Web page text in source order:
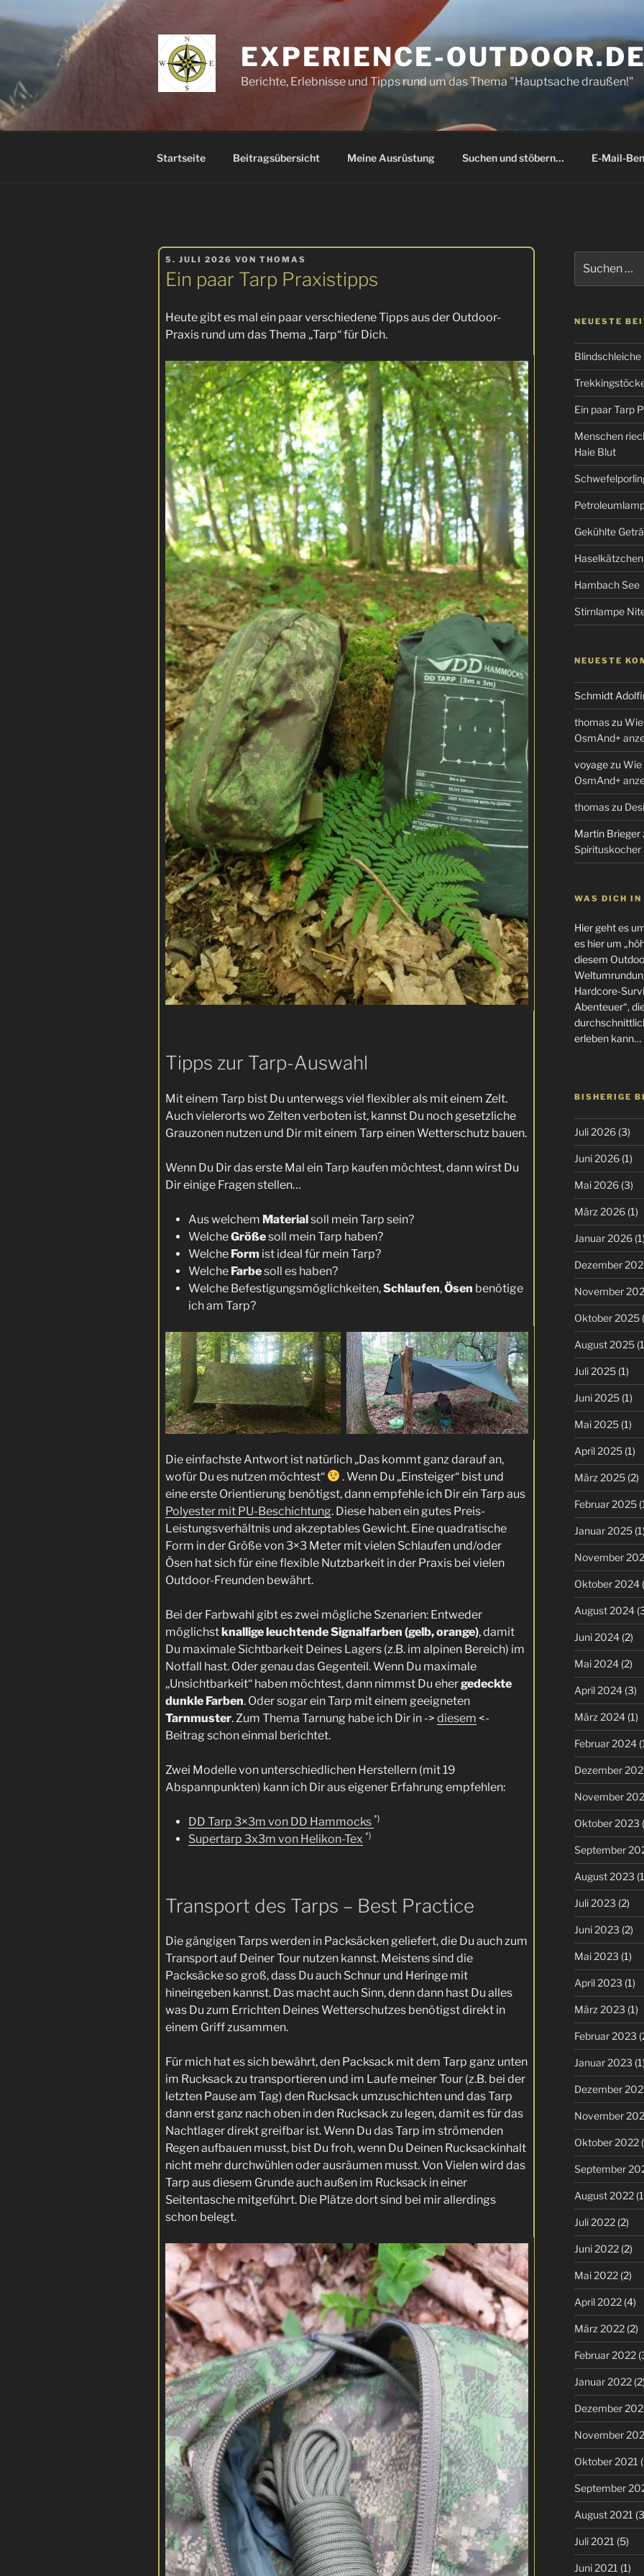
Inhalt
EXPERIENCE-OUTDOOR.DE
Berichte, Erlebnisse und Tipps rund um das Thema "Hauptsache draußen!"
Startseite Beitragsübersicht Meine Ausrüstung Suchen und stöbern… E-Mail-
VERÖFFENTLICHT
AM
5. JULI 2026 VON THOMAS
Ein paar Tarp Praxistipps
Heute gibt es mal ein paar verschiedene Tipps aus der Outdoor-
Praxis rund um das Thema „Tarp“ für Dich.
Tipps zur Tarp-Auswahl
Mit einem Tarp bist Du unterwegs viel flexibler als mit einem Zelt.
Auch vielerorts wo Zelten verboten ist, kannst Du noch gesetzliche
Grauzonen nutzen und Dir mit einem Tarp einen Wetterschutz bauen.
Wenn Du Dir das erste Mal ein Tarp kaufen möchtest, dann wirst Du
Dir einige Fragen stellen…
Aus welchem Materialsoll mein Tarp sein?
WelcheGrößesoll mein Tarp haben?
Welche Form ist ideal für mein Tarp?
WelcheFarbesoll es haben?
Welche Befestigungsmöglichkeiten,Schlaufen,Ösen benötige
ich am Tarp?
Die einfachste Antwort ist natürlich „Das kommt ganz darauf an,
wofür Du es nutzen möchtest“
. Wenn Du „Einsteiger“ bist und
eine erste Orientierung benötigst, dann empfehle ich Dir ein Tarp aus
Polyester mit PU-Beschichtung. Diese haben ein gutes Preis-
Leistungsverhältnis und akzeptables Gewicht. Eine quadratische
Form in der Größe von 3×3 Meter mit vielen Schlaufen und/oder
Ösen hat sich für eine flexible Nutzbarkeit in der Praxis bei vielen
Outdoor-Freunden bewährt.
Bei der Farbwahl gibt es zwei mögliche Szenarien: Entweder
möglichstknallige leuchtende Signalfarben (gelb, orange), damit
Du maximale Sichtbarkeit Deines Lagers (z.B. im alpinen Bereich) im
Notfall hast. Oder genau das Gegenteil. Wenn Du maximale
„Unsichtbarkeit“ haben möchtest, dann nimmst Du ehergedeckte
dunkle Farben. Oder sogar ein Tarp mit einem geeigneten
Tarnmuster. Zum Thema Tarnung habe ich Dir in -> diesem <-
Beitrag schon einmal berichtet.
Zwei Modelle von unterschiedlichen Herstellern (mit 19
Abspannpunkten) kann ich Dir aus eigener Erfahrung empfehlen:
DD Tarp 3×3m von DD Hammocks *)
Supertarp 3x3m von Helikon-Tex *)
Transport des Tarps – Best Practice
Die gängigen Tarps werden in Packsäcken geliefert, die Du auch zum
Transport auf Deiner Tour nutzen kannst. Meistens sind die
Packsäcke so groß, dass Du auch Schnur und Heringe mit
hineingeben kannst. Das macht auch Sinn, denn dann hast Du alles
was Du zum Errichten Deines Wetterschutzes benötigst direkt in
einem Griff zusammen.
Für mich hat es sich bewährt, den Packsack mit dem Tarp ganz unten
im Rucksack zu transportieren und im Laufe meiner Tour (z.B. bei der
letzten Pause am Tag) den Rucksack umzuschichten und das Tarp
dann erst ganz nach oben in den Rucksack zu legen, damit es für das
Nachtlager direkt greifbar ist. Wenn Du das Tarp im strömenden
Regen aufbauen musst, bist Du froh, wenn Du Deinen Rucksackinhalt
nicht mehr durchwühlen oder ausräumen musst. Von Vielen wird das
Tarp aus diesem Grunde auch außen im Rucksack in einer
Seitentasche mitgeführt. Die Plätze dort sind bei mir allerdings
schon belegt.
nach:
NEUESTE
Blindschleiche
Ein paar Tarp
Menschen
Haie Blut
Gekühlte
Hambach See
Stirnlampe
NEUESTE
Schmidt
thomaszu
OsmAnd+
voyagezu Wie
OsmAnd+
thomaszu
Martin Brieger
Spirituskocher
WAS DICH IN
Hier geht es
es hier um
diesem
Hardcore-
Abenteuer“,
erleben kann…
BISHERIGE
Juli 2026(3)
Juni 2026(1)
Mai 2026(3)
März 2026(1)
Januar 2026(1)
Dezember
November
Oktober 2025
August 2025
Juli 2025(1)
Juni 2025(1)
Mai 2025(1)
April 2025(1)
März 2025(2)
Februar 2025
Januar 2025(1)
November
Oktober 2024
August 2024
Juni 2024(2)
Mai 2024(2)
April 2024(3)
März 2024(1)
Februar 2024
Dezember
November
Oktober 2023
September
August 2023
Juli 2023 (2)
Juni 2023 (2)
Mai 2023 (1)
April 2023 (1)
März 2023 (1)
Februar 2023
Januar 2023 (1)
Dezember
November
Oktober 2022
September
August 2022
Juli 2022(2)
Juni 2022(2)
Mai 2022(2)
April 2022(4)
März 2022(2)
Februar 2022
Januar 2022(2)
Dezember
November
Oktober 2021
September
August 2021
Juli 2021 (5)
Juni 2021 (1)